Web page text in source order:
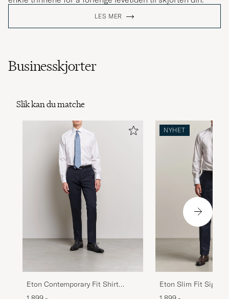
LES MER
Businesskjorter
Slik kan du matche
Eton Contemporary Fit Shirt
Double Cuff White
NYHET
Eton Slim Fit
Contrast Shirt White